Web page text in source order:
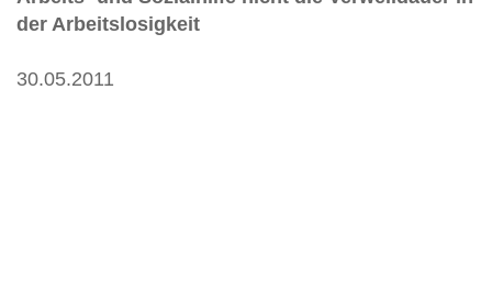
der Arbeitslosigkeit
30.05.2011